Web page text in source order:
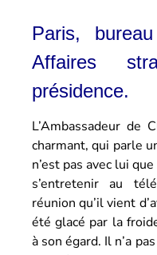
Paris,
Affaires
présidence.
L’Ambassadeur de
charmant, qui parle
n’est pas avec lui
s’entretenir au
réunion qu’il vient
été glacé par la
à son égard. Il n’a